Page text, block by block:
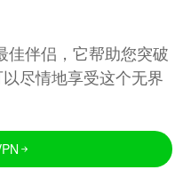
佳伴侣，它帮助您突破
尽情地享受这个无界